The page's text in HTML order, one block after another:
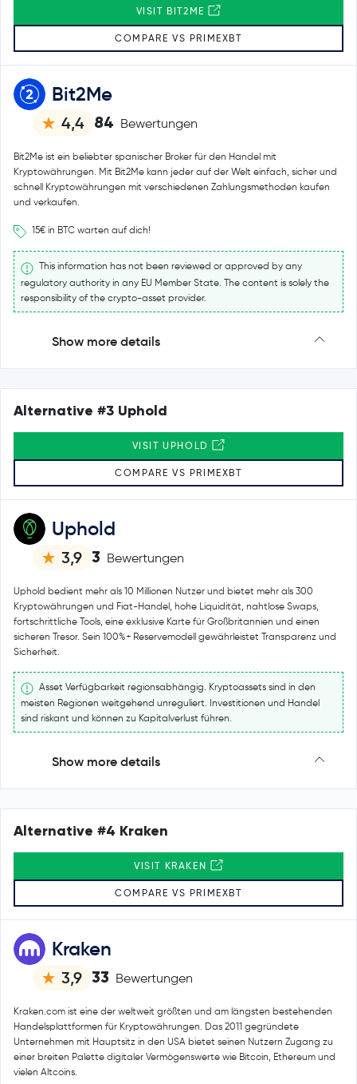
Bit2Me
4,4 84 Bewertungen
Bit2Me ist ein beliebter spanischer Broker für den Handel mit
Kryptowährungen. Mit Bit2Me kann jeder auf der Welt einfach, sicher und
schnell Kryptowährungen mit verschiedenen Zahlungsmethoden kaufen
und verkaufen.
15€ in BTC warten auf dich!
This information has not been reviewed or approved by any
regulatory authority in any EU Member State. The content is solely the
responsibility of the crypto-asset provider.
Show more details
VISIT BIT2ME
COMPARE VS PRIMEXBT
Uphold
3,9 3 Bewertungen
Uphold bedient mehr als 10 Millionen Nutzer und bietet mehr als 300
Kryptowährungen und Fiat-Handel, hohe Liquidität, nahtlose Swaps,
fortschrittliche Tools, eine exklusive Karte für Großbritannien und einen
sicheren Tresor. Sein 100%+ Reservemodell gewährleistet Transparenz und
Sicherheit.
Asset Verfügbarkeit regionsabhängig. Kryptoassets sind in den
meisten Regionen weitgehend unreguliert. Investitionen und Handel
sind riskant und können zu Kapitalverlust führen.
Show more details
Alternative #3 Uphold
VISIT UPHOLD
COMPARE VS PRIMEXBT
Kraken
3,9 33 Bewertungen
Kraken.com ist eine der weltweit größten und am längsten bestehenden
Handelsplattformen für Kryptowährungen. Das 2011 gegründete
Unternehmen mit Hauptsitz in den USA bietet seinen Nutzern Zugang zu
einer breiten Palette digitaler Vermögenswerte wie Bitcoin, Ethereum und
vielen Altcoins.
Alternative #4 Kraken
VISIT KRAKEN
COMPARE VS PRIMEXBT